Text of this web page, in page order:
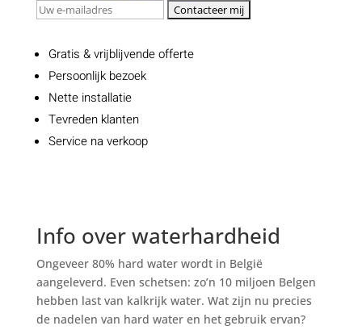
Gratis & vrijblijvende offerte
Persoonlijk bezoek
Nette installatie
Tevreden klanten
Service na verkoop
Info over waterhardheid
Ongeveer 80% hard water wordt in België
aangeleverd. Even schetsen: zo’n 10 miljoen Belgen
hebben last van kalkrijk water. Wat zijn nu precies
de nadelen van hard water en het gebruik ervan?